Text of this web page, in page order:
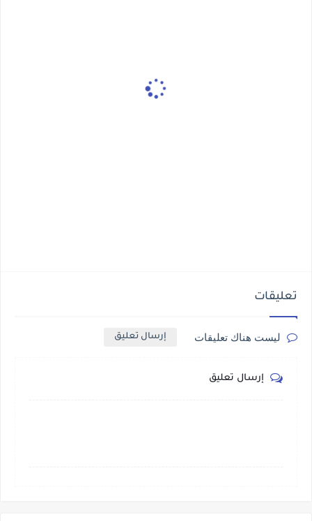
تعليقات
ليست هناك تعليقات إرسال تعليق
إرسال تعليق